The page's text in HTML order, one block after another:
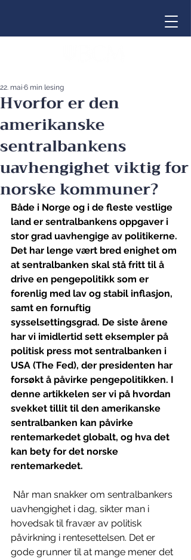
Hvorfor er den
amerikanske
sentralbankens
uavhengighet viktig for
norske kommuner?
22. mai 6 min lesing
Både i Norge og i de fleste vestlige
land er sentralbankens oppgaver i
stor grad uavhengige av politikerne.
Det har lenge vært bred enighet om
at sentralbanken skal stå fritt til å
drive en pengepolitikk som er
forenlig med lav og stabil inflasjon,
samt en fornuftig
sysselsettingsgrad. De siste årene
har vi imidlertid sett eksempler på
politisk press mot sentralbanken i
USA (The Fed), der presidenten har
forsøkt å påvirke pengepolitikken. I
denne artikkelen ser vi på hvordan
svekket tillit til den amerikanske
sentralbanken kan påvirke
rentemarkedet globalt, og hva det
kan bety for det norske
rentemarkedet.
Når man snakker om sentralbankers
uavhengighet i dag, sikter man i
hovedsak til fravær av politisk
påvirkning i rentesettelsen. Det er
gode grunner til at mange mener det